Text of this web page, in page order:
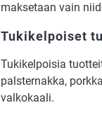
maksetaan vain
Tukikelpoiset
Tukikelpoisia
palsternakka,
valkokaali.